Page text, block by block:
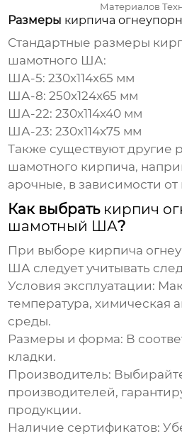
Материалов
Размеры кирпича
Стандартные размеры
шамотного ША:
ША-5: 230x114x65 мм
ША-8: 250x124x65 мм
ША-22: 230x114x40 мм
ША-23: 230x114x75 мм
Также существуют
шамотного кирпича,
арочные, в зависимости от
Как выбрать кирпич
шамотный ША?
При выборе кирпича
ША следует учитывать
Условия эксплуатации:
температура, химическая
среды.
Размеры и форма: В
кладки.
Производитель:
производителей,
продукции.
Наличие сертификатов: